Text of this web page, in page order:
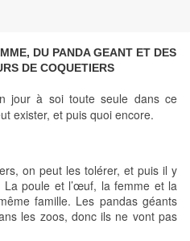
DU PANDA GEANT ET DES
DE COQUETIERS
jour à soi toute seule dans ce
exister, et puis quoi encore.
on peut les tolérer, et puis il y
poule et l’œuf, la femme et la
famille. Les pandas géants
les zoos, donc ils ne vont pas